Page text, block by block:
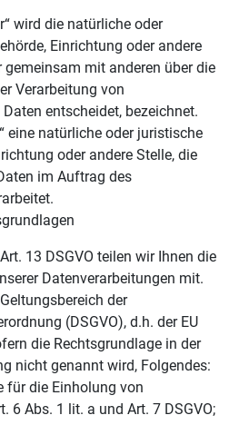
wird die natürliche oder
Einrichtung oder andere
gemeinsam mit anderen über die
Verarbeitung von
entscheidet, bezeichnet.
eine natürliche oder juristische
oder andere Stelle, die
im Auftrag des
13 DSGVO teilen wir Ihnen die
Datenverarbeitungen mit.
der
(DSGVO), d.h. der EU
die Rechtsgrundlage in der
nicht genannt wird, Folgendes:
für die Einholung von
6 Abs. 1 lit. a und Art. 7 DSGVO;